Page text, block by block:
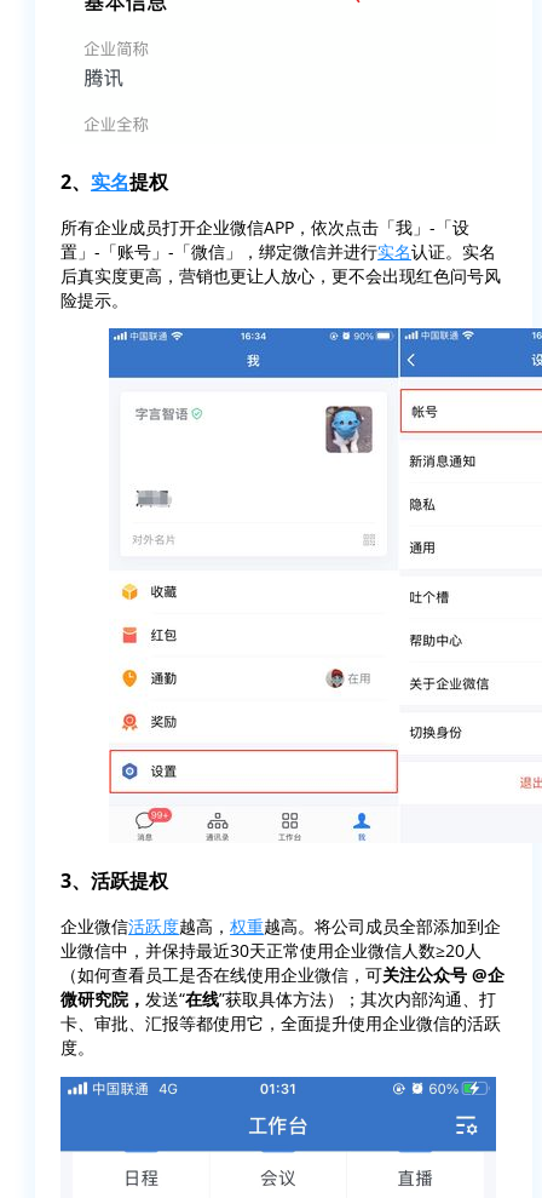
2、 实名提权
所有企业成员打开企业微信APP，依次点击「我」-「设
置」-「账号」-「微信」，绑定微信并进行实名认证。实名
后真实度更高，营销也更让人放心，更不会出现红色问号风
险提示。
3、活跃提权
企业微信活跃度越高， 权重越高。将公司成员全部添加到企
业微信中，并保持最近30天正常使用企业微信人数≥20人
（如何查看员工是否在线使用企业微信，可关注公众号 @企
微研究院， 发送“在线”获取具体方法）；其次内部沟通、打
卡、审批、汇报等都使用它，全面提升使用企业微信的活跃
度。